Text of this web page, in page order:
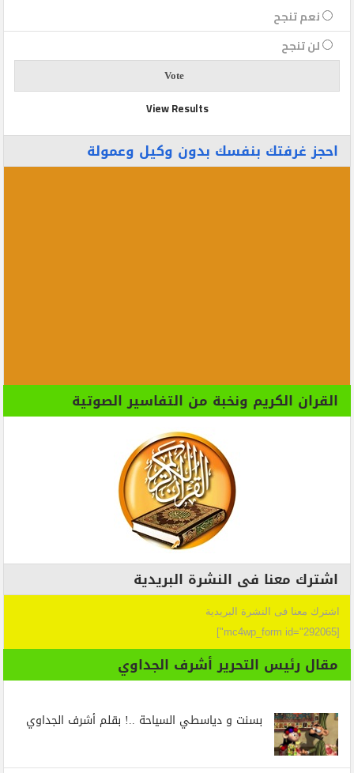
نعم تنجح
لن تنجح
View Results
احجز غرفتك بنفسك بدون وكيل وعمولة
القران الكريم ونخبة من التفاسير الصوتية
اشترك معنا فى النشرة البريدية
اشترك معنا فى النشرة البريدية
[mc4wp_form id="292065"]
مقال رئيس التحرير أشرف الجداوي
بسنت و دياسطي السياحة ..! بقلم أشرف الجداوي